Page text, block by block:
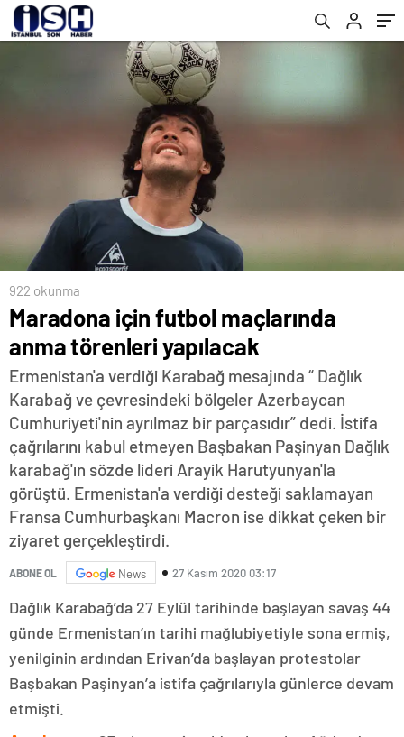
922 okunma
Maradona için futbol maçlarında
anma törenleri yapılacak
Ermenistan'a verdiği Karabağ mesajında “ Dağlık
Karabağ ve çevresindeki bölgeler Azerbaycan
Cumhuriyeti'nin ayrılmaz bir parçasıdır” dedi. İstifa
çağrılarını kabul etmeyen Başbakan Paşinyan Dağlık
karabağ'ın sözde lideri Arayik Harutyunyan'la
görüştü. Ermenistan'a verdiği desteği saklamayan
Fransa Cumhurbaşkanı Macron ise dikkat çeken bir
ziyaret gerçekleştirdi.
ABONE OL News 27 Kasım 2020 03:17
Dağlık Karabağ’da 27 Eylül tarihinde başlayan savaş 44
günde Ermenistan’ın tarihi mağlubiyetiyle sona ermiş,
yenilginin ardından Erivan’da başlayan protestolar
Başbakan Paşinyan’a istifa çağrılarıyla günlerce devam
etmişti.